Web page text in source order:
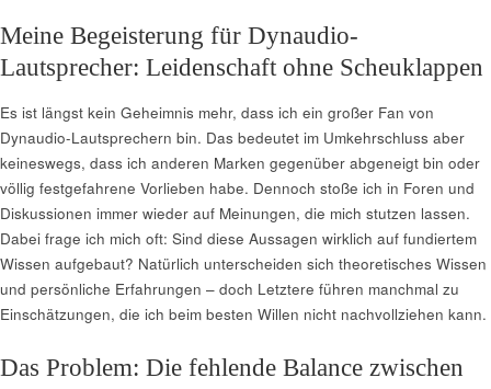
Meine Begeisterung für Dynaudio-
Lautsprecher: Leidenschaft ohne Scheuklappen
Es ist längst kein Geheimnis mehr, dass ich ein großer Fan von
Dynaudio-Lautsprechern bin. Das bedeutet im Umkehrschluss aber
keineswegs, dass ich anderen Marken gegenüber abgeneigt bin oder
völlig festgefahrene Vorlieben habe. Dennoch stoße ich in Foren und
Diskussionen immer wieder auf Meinungen, die mich stutzen lassen.
Dabei frage ich mich oft: Sind diese Aussagen wirklich auf fundiertem
Wissen aufgebaut? Natürlich unterscheiden sich theoretisches Wissen
und persönliche Erfahrungen – doch Letztere führen manchmal zu
Einschätzungen, die ich beim besten Willen nicht nachvollziehen kann.
Das Problem: Die fehlende Balance zwischen